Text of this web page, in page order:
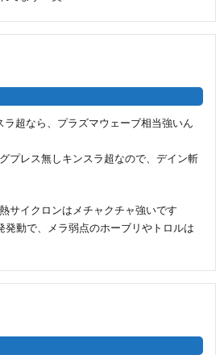
ラ超なら、プラズマウェーブ相当強いん
プレス無しキンスラ超なので、デイン斬
サイクロンはメチャクチャ強いです
発動で、メラ弱点のホーブリやトロルは